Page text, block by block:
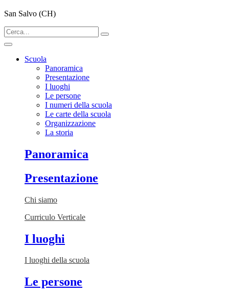
San Salvo (CH)
Scuola
Panoramica
Presentazione
I luoghi
Le persone
I numeri della scuola
Le carte della scuola
Organizzazione
La storia
Panoramica
Presentazione
Chi siamo
Curriculo Verticale
I luoghi
I luoghi della scuola
Le persone